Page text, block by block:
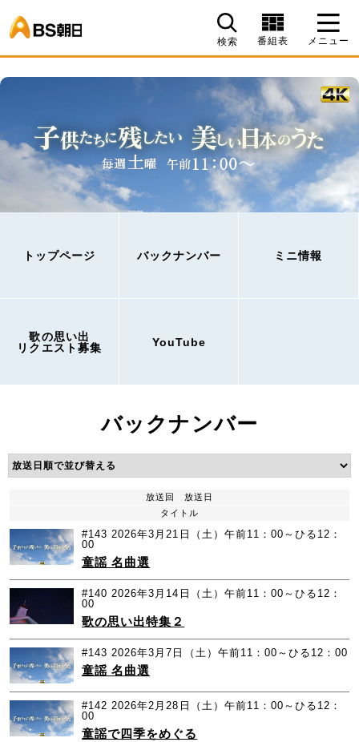
検索 番組表 メニュー
トップページ バックナンバー ミニ情報
歌の思い出
リクエスト募集
YouTube
バックナンバー
放送回
放送日
タイトル
#143 2026年3月21日（土）午前11：00～ひる12：
00
童謡 名曲選
#140 2026年3月14日（土）午前11：00～ひる12：
00
歌の思い出特集２
#143 2026年3月7日（土）午前11：00～ひる12：00
童謡 名曲選
#142 2026年2月28日（土）午前11：00～ひる12：
00
童謡で四季をめぐる